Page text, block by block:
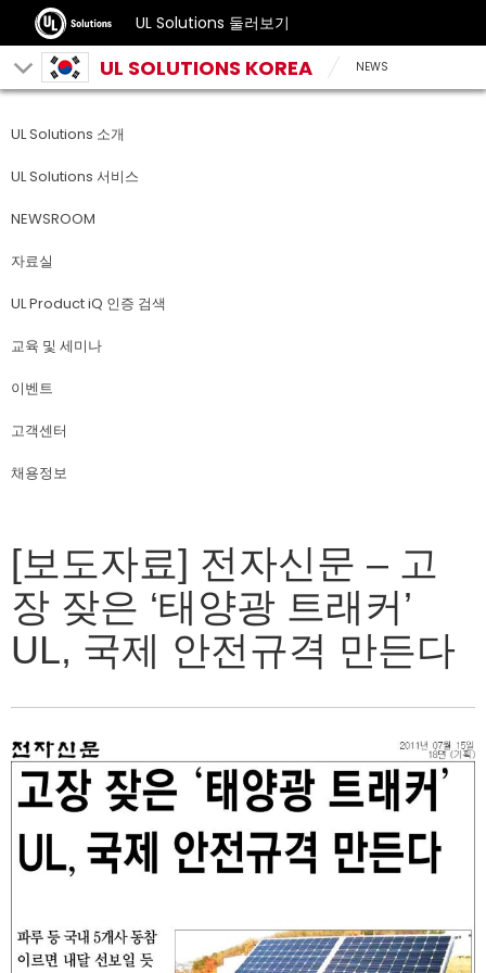
UL Solutions 둘러보기
UL SOLUTIONS KOREA NEWS
UL Solutions 소개
UL Solutions 서비스
NEWSROOM
자료실
UL Product iQ 인증 검색
교육 및 세미나
이벤트
고객센터
채용정보
[보도자료] 전자신문 – 고
장 잦은 ‘태양광 트래커’
UL, 국제 안전규격 만든다